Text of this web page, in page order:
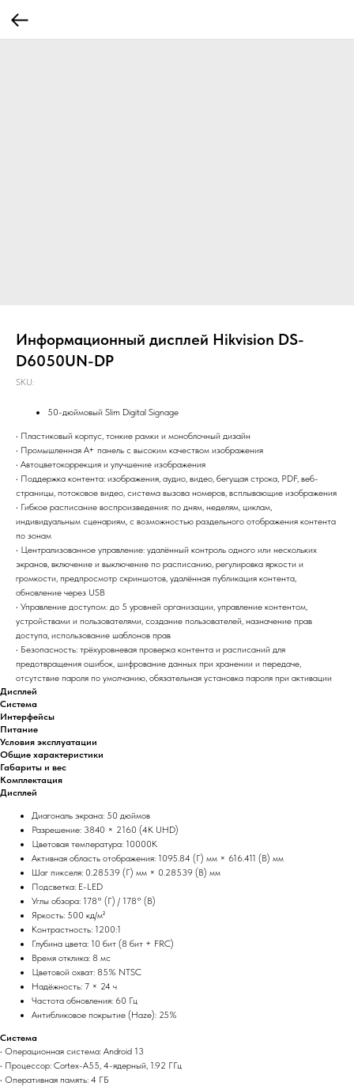
Информационный дисплей Hikvision DS-
D6050UN-DP
SKU:
50-дюймовый Slim Digital Signage
• Пластиковый корпус, тонкие рамки и моноблочный дизайн
• Промышленная A+ панель с высоким качеством изображения
• Автоцветокоррекция и улучшение изображения
• Поддержка контента: изображения, аудио, видео, бегущая строка, PDF, веб-
страницы, потоковое видео, система вызова номеров, всплывающие изображения
• Гибкое расписание воспроизведения: по дням, неделям, циклам,
индивидуальным сценариям, с возможностью раздельного отображения контента
по зонам
• Централизованное управление: удалённый контроль одного или нескольких
экранов, включение и выключение по расписанию, регулировка яркости и
громкости, предпросмотр скриншотов, удалённая публикация контента,
обновление через USB
• Управление доступом: до 5 уровней организации, управление контентом,
устройствами и пользователями, создание пользователей, назначение прав
доступа, использование шаблонов прав
• Безопасность: трёхуровневая проверка контента и расписаний для
предотвращения ошибок, шифрование данных при хранении и передаче,
отсутствие пароля по умолчанию, обязательная установка пароля при активации
Дисплей
Система
Интерфейсы
Питание
Условия эксплуатации
Общие характеристики
Габариты и вес
Комплектация
Дисплей
Диагональ экрана: 50 дюймов
Разрешение: 3840 × 2160 (4K UHD)
Цветовая температура: 10000K
Активная область отображения: 1095.84 (Г) мм × 616.411 (В) мм
Шаг пикселя: 0.28539 (Г) мм × 0.28539 (В) мм
Подсветка: E-LED
Углы обзора: 178° (Г) / 178° (В)
Яркость: 500 кд/м²
Контрастность: 1200:1
Глубина цвета: 10 бит (8 бит + FRC)
Время отклика: 8 мс
Цветовой охват: 85% NTSC
Надёжность: 7 × 24 ч
Частота обновления: 60 Гц
Антибликовое покрытие (Haze): 25%
Система
• Операционная система: Android 13
• Процессор: Cortex-A55, 4-ядерный, 1.92 ГГц
• Оперативная память: 4 ГБ